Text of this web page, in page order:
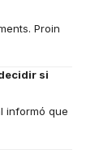
Proin
si
informó que